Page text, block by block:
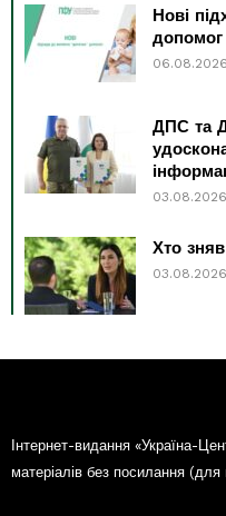
Нові
допомог
06.08.2026
ДПС та
03.08.2026
Хто
03.08.2026
Інтернет-видання «Україна-
матеріалів без посилання